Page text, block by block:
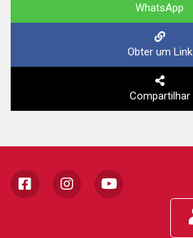
WhatsApp
Obter um Link
Compartilhar